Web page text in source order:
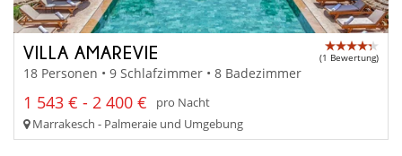
VILLA AMAREVIE (1 Bewertung)
18 Personen • 9 Schlafzimmer • 8 Badezimmer
1 543 € - 2 400 €
pro Nacht
Marrakesch - Palmeraie und Umgebung